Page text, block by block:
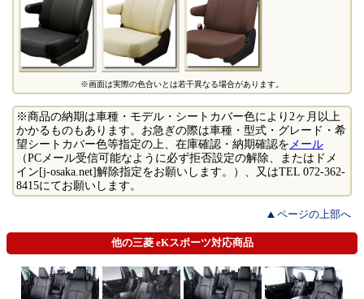
※画面は実際の色合いとは若干異なる場合があります。
※商品の納期は車種・モデル・シートカバー色により2ヶ月以上
かかるものもあります。お急ぎの際は車種・型式・グレード・希
望シートカバー色等指定の上、在庫確認・納期確認を メール
（PCメール受信可能なように必ず拒否設定の解除、またはドメ
イン[j-osaka.net]解除指定をお願いします。）、又はTEL 072-362-
8415にてお願いします。
ページの上部へ
他の三菱 eKスポーツ対応商品